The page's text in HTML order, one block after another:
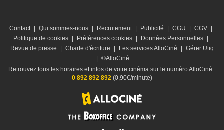
Contact Qui sommes-nous Recrutement Publicité CGU CGV
Politique de cookies
Préférences cookies Données Personnelles
Revue de presse
Charte d'écriture Les services AlloCiné
Gérer Utiq
©AlloCiné
Retrouvez tous les horaires et infos de votre cinéma sur le numéro AlloCiné :
0 892 892 892(0,90€/minute)